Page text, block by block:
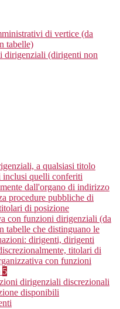
di vertice (da
tabelle)
dirigenziali (dirigenti non
a qualsiasi titolo
quelli conferiti
dall'organo di indirizzo
procedure pubbliche di
di posizione
con funzioni dirigenziali (da
tabelle che distinguano le
dirigenti, dirigenti
titolari di
con funzioni
5
dirigenziali discrezionali
disponibili